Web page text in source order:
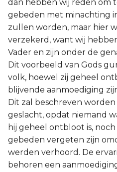
dan hebben wij reden om
gebeden met minachting
zullen worden, maar hier
verzekerd, want wij
Vader en zijn onder de
Dit voorbeeld van Gods
volk, hoewel zij geheel
blijvende aanmoediging
Dit zal beschreven
geslacht, opdat niemand
hij geheel ontbloot is,
gebeden vergeten zijn
werden verhoord. De
behoren een